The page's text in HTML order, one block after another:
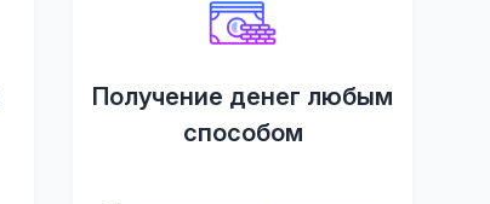
Получение денег любым
способом